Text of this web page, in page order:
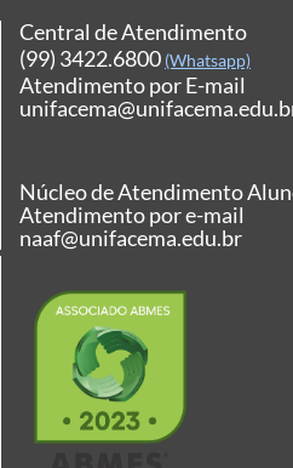
Central de Atendimento
(99) 3422.6800 (Whatsapp)
Atendimento por E-mail
Núcleo de Atendimento
Atendimento por e-mail
naaf@unifacema.edu.br